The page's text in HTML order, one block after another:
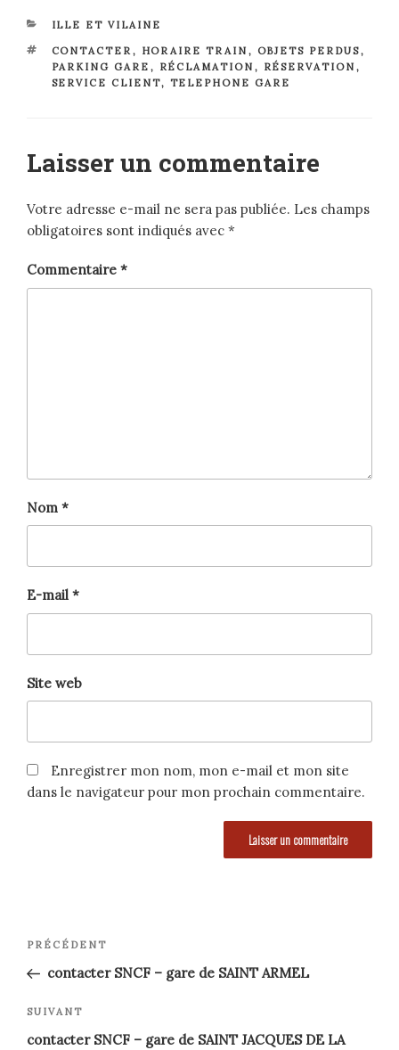
CATÉGORIES
ILLE ET VILAINE
ÉTIQUETTES
CONTACTER, HORAIRE TRAIN , OBJETS PERDUS,
PARKING GARE , RÉCLAMATION , RÉSERVATION ,
SERVICE CLIENT, TELEPHONE GARE
Laisser un commentaire
Votre adresse e-mail ne sera pas publiée. Les champs
obligatoires sont indiqués avec *
Commentaire *
Nom *
E-mail *
Site web
Enregistrer mon nom, mon e-mail et mon site
dans le navigateur pour mon prochain commentaire.
Navigation
de
l’article
Article
précédent
PRÉCÉDENT
contacter SNCF – gare de SAINT ARMEL
Article
suivant
SUIVANT
contacter SNCF – gare de SAINT JACQUES DE LA